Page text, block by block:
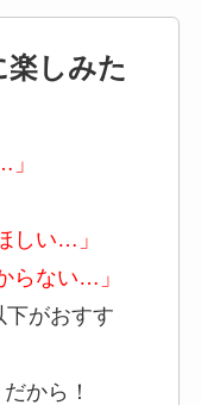
しみた
しい…」
らない…」
がおすす
から！